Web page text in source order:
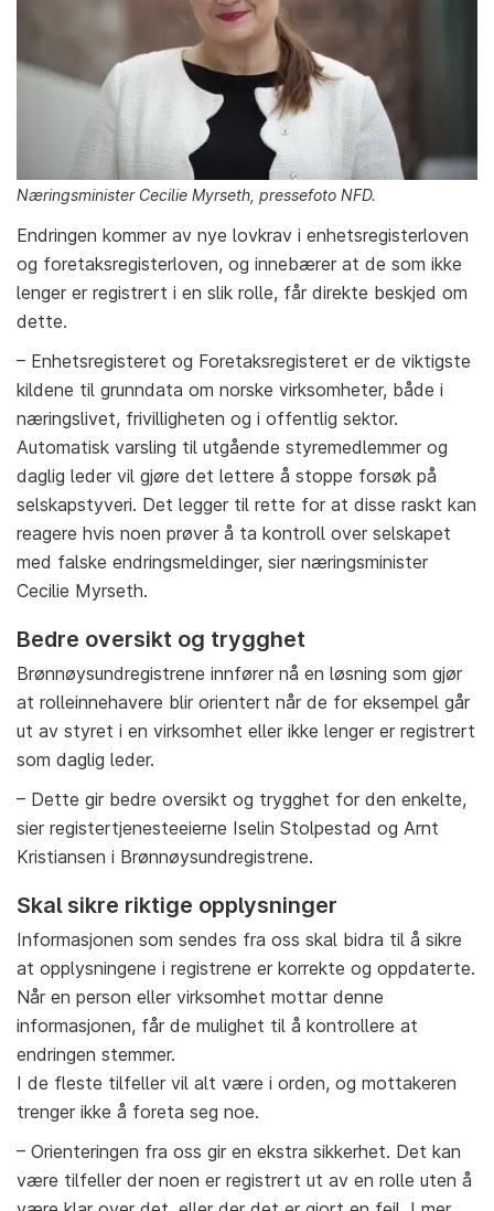
Næringsminister Cecilie Myrseth, pressefoto NFD.
Endringen kommer av nye lovkrav i enhetsregisterloven
og foretaksregisterloven, og innebærer at de som ikke
lenger er registrert i en slik rolle, får direkte beskjed om
dette.
– Enhetsregisteret og Foretaksregisteret er de viktigste
kildene til grunndata om norske virksomheter, både i
næringslivet, frivilligheten og i offentlig sektor.
Automatisk varsling til utgående styremedlemmer og
daglig leder vil gjøre det lettere å stoppe forsøk på
selskapstyveri. Det legger til rette for at disse raskt kan
reagere hvis noen prøver å ta kontroll over selskapet
med falske endringsmeldinger, sier næringsminister
Cecilie Myrseth.
Bedre oversikt og trygghet
Brønnøysundregistrene innfører nå en løsning som gjør
at rolleinnehavere blir orientert når de for eksempel går
ut av styret i en virksomhet eller ikke lenger er registrert
som daglig leder.
– Dette gir bedre oversikt og trygghet for den enkelte,
sier registertjenesteeierne Iselin Stolpestad og Arnt
Kristiansen i Brønnøysundregistrene.
Skal sikre riktige opplysninger
Informasjonen som sendes fra oss skal bidra til å sikre
at opplysningene i registrene er korrekte og oppdaterte.
Når en person eller virksomhet mottar denne
informasjonen, får de mulighet til å kontrollere at
endringen stemmer.
I de fleste tilfeller vil alt være i orden, og mottakeren
trenger ikke å foreta seg noe.
– Orienteringen fra oss gir en ekstra sikkerhet. Det kan
være tilfeller der noen er registrert ut av en rolle uten å